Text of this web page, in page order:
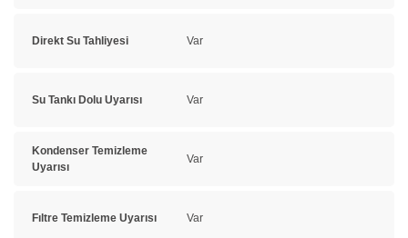
Direkt Su Tahliyesi Var
Su Tankı Dolu Uyarısı Var
Kondenser Temizleme
Uyarısı
Var
Fıltre Temizleme Uyarısı Var